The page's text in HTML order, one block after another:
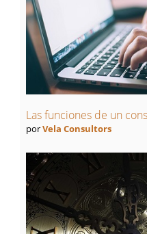
Las funciones de un
porVela Consultors